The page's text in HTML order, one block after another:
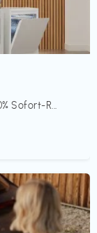
Sofort-R...